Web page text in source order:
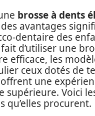
brosse à dents
avantages
dentaire des
d’utiliser une
efficace, les
ceux dotés de
une
supérieure. Voici
qu’elles procurent.